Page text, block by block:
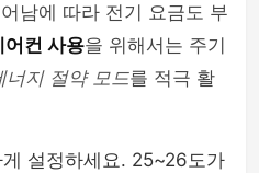
남에 따라 전기 요금도 부
어컨 사용을 위해서는 주기
너지 절약 모드를 적극 활
설정하세요. 25~26도가